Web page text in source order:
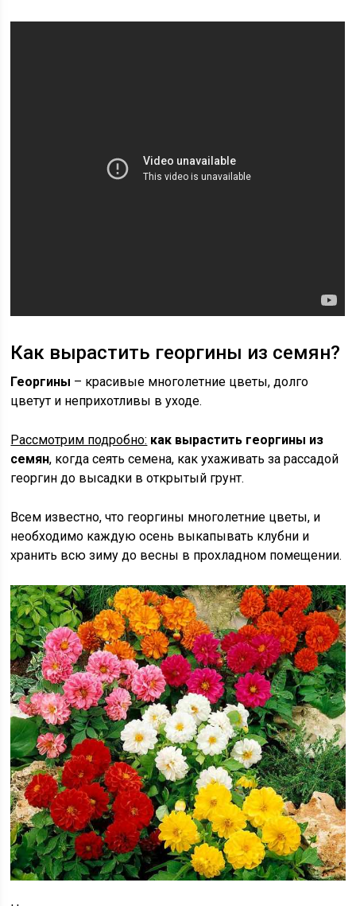
Как вырастить георгины из семян?
Георгины – красивые многолетние цветы, долго
цветут и неприхотливы в уходе.
Рассмотрим подробно: как вырастить георгины из
семян, когда сеять семена, как ухаживать за рассадой
георгин до высадки в открытый грунт.
Всем известно, что георгины многолетние цветы, и
необходимо каждую осень выкапывать клубни и
хранить всю зиму до весны в прохладном помещении.